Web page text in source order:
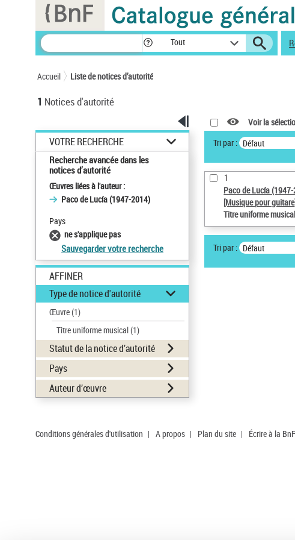
Tout
Accueil Liste de notices d’autorité
1 Notices d'autorité
VOTRE RECHERCHE
Recherche avancée dans les
notices d’autorité
Œuvres liées à l'auteur :
Paco de Lucía (1947-2014)
Pays
ne s'applique pas
Sauvegarder votre recherche
AFFINER
Type de notice d'autorité
Œuvre(1)
Titre uniforme musical(1)
Statut de la notice d’autorité
Pays
Auteur d’œuvre
Voir la
Tri par : Défaut
1
Paco de Lucía
[Musique pour
Titre uniforme musical
Tri par : Défaut
Conditions générales d'utilisation | A propos | Plan du site | Écrire à la BnF
Panneau de gestion des cookies